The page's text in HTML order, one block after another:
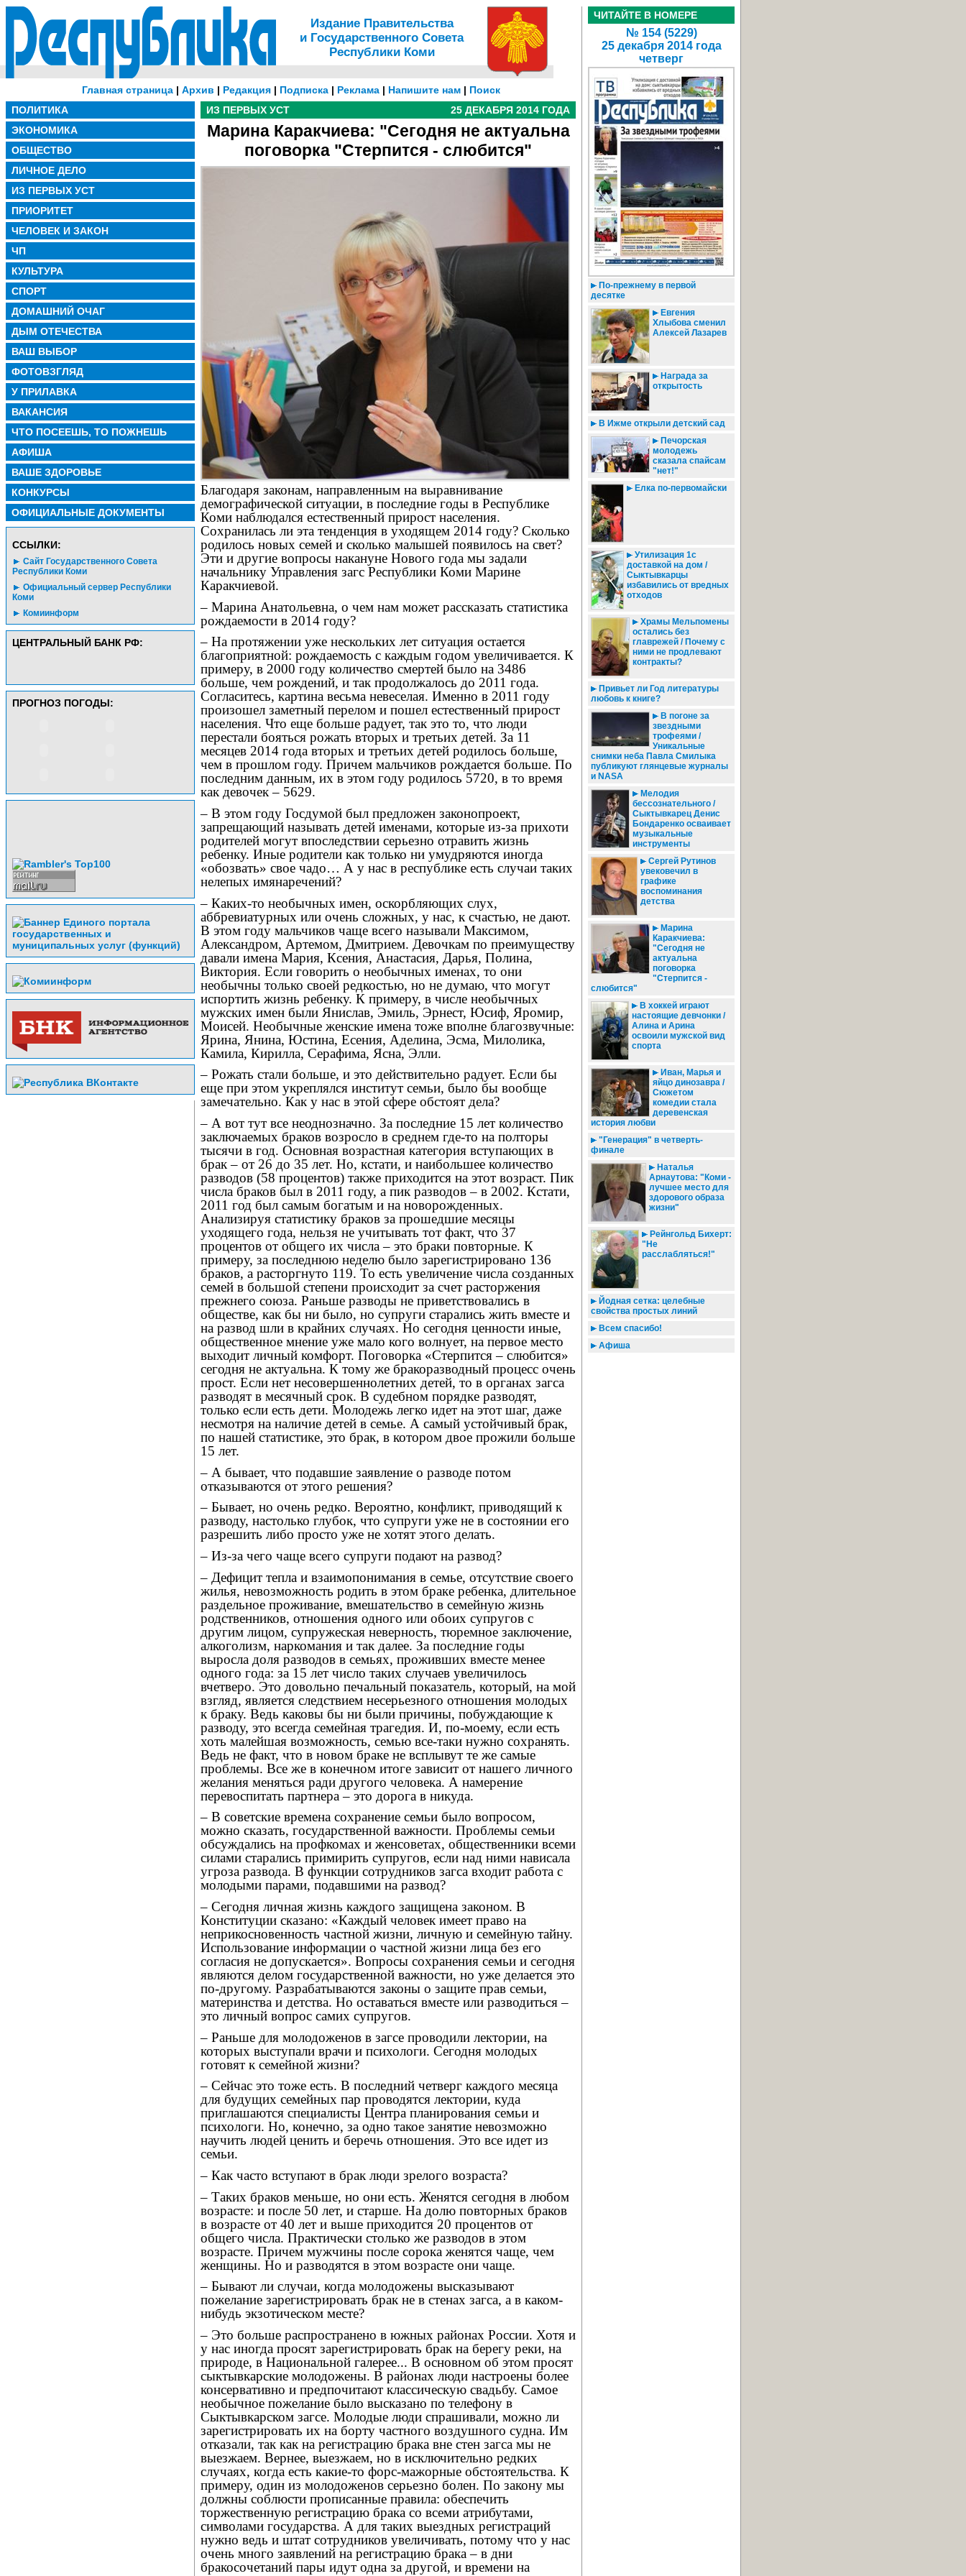
Издание Правительства
и Государственного Совета
Республики Коми
Главная страница| Архив | Редакция| Подписка| Реклама| Напишите нам| Поиск
ПОЛИТИКА
ЭКОНОМИКА
ОБЩЕСТВО
ЛИЧНОЕ ДЕЛО
ИЗ ПЕРВЫХ УСТ
ПРИОРИТЕТ
ЧЕЛОВЕК И ЗАКОН
ЧП
КУЛЬТУРА
СПОРТ
ДОМАШНИЙ ОЧАГ
ДЫМ ОТЕЧЕСТВА
ВАШ ВЫБОР
ФОТОВЗГЛЯД
У ПРИЛАВКА
ВАКАНСИЯ
ЧТО ПОСЕЕШЬ, ТО ПОЖНЕШЬ
АФИША
ВАШЕ ЗДОРОВЬЕ
КОНКУРСЫ
ОФИЦИАЛЬНЫЕ ДОКУМЕНТЫ
CСЫЛКИ:
Сайт Государственного Совета
Республики Коми
Официальный сервер Республики
Коми
Комиинформ
ЦЕНТРАЛЬНЫЙ БАНК РФ:
ПРОГНОЗ ПОГОДЫ:
ИЗ ПЕРВЫХ УСТ 25 ДЕКАБРЯ 2014 ГОДА
Марина Каракчиева: "Сегодня не актуальна
поговорка "Стерпится - слюбится"
Благодаря законам, направленным на выравнивание
демографической ситуации, в последние годы в Республике
Коми наблюдался естественный прирост населения.
Сохранилась ли эта тенденция в уходящем 2014 году? Сколько
родилось новых семей и сколько малышей появилось на свет?
Эти и другие вопросы накануне Нового года мы задали
начальнику Управления загс Республики Коми Марине
Каракчиевой.
– Марина Анатольевна, о чем нам может рассказать статистика
рождаемости в 2014 году?
– На протяжении уже нескольких лет ситуация остается
благоприятной: рождаемость с каждым годом увеличивается. К
примеру, в 2000 году количество смертей было на 3486
больше, чем рождений, и так продолжалось до 2011 года.
Согласитесь, картина весьма невеселая. Именно в 2011 году
произошел заметный перелом и пошел естественный прирост
населения. Что еще больше радует, так это то, что люди
перестали бояться рожать вторых и третьих детей. За 11
месяцев 2014 года вторых и третьих детей родилось больше,
чем в прошлом году. Причем мальчиков рождается больше. По
последним данным, их в этом году родилось 5720, в то время
как девочек – 5629.
– В этом году Госдумой был предложен законопроект,
запрещающий называть детей именами, которые из-за прихоти
родителей могут впоследствии серьезно отравить жизнь
ребенку. Иные родители как только ни умудряются иногда
«обозвать» свое чадо… А у нас в республике есть случаи таких
нелепых имянаречений?
– Каких-то необычных имен, оскорбляющих слух,
аббревиатурных или очень сложных, у нас, к счастью, не дают.
В этом году мальчиков чаще всего называли Максимом,
Александром, Артемом, Дмитрием. Девочкам по преимуществу
давали имена Мария, Ксения, Анастасия, Дарья, Полина,
Виктория. Если говорить о необычных именах, то они
необычны только своей редкостью, но не думаю, что могут
испортить жизнь ребенку. К примеру, в числе необычных
мужских имен были Янислав, Эмиль, Эрнест, Юсиф, Яромир,
Моисей. Необычные женские имена тоже вполне благозвучные:
Ярина, Янина, Юстина, Есения, Аделина, Эсма, Милолика,
Камила, Кирилла, Серафима, Ясна, Элли.
– Рожать стали больше, и это действительно радует. Если бы
еще при этом укреплялся институт семьи, было бы вообще
замечательно. Как у нас в этой сфере обстоят дела?
– А вот тут все неоднозначно. За последние 15 лет количество
заключаемых браков возросло в среднем где-то на полторы
тысячи в год. Основная возрастная категория вступающих в
брак – от 26 до 35 лет. Но, кстати, и наибольшее количество
разводов (58 процентов) также приходится на этот возраст. Пик
числа браков был в 2011 году, а пик разводов – в 2002. Кстати,
2011 год был самым богатым и на новорожденных.
Анализируя статистику браков за прошедшие месяцы
уходящего года, нельзя не учитывать тот факт, что 37
процентов от общего их числа – это браки повторные. К
примеру, за последнюю неделю было зарегистрировано 136
браков, а расторгнуто 119. То есть увеличение числа созданных
семей в большой степени происходит за счет расторжения
прежнего союза. Раньше разводы не приветствовались в
обществе, как бы ни было, но супруги старались жить вместе и
на развод шли в крайних случаях. Но сегодня ценности иные,
общественное мнение уже мало кого волнует, на первое место
выходит личный комфорт. Поговорка «Стерпится – слюбится»
сегодня не актуальна. К тому же бракоразводный процесс очень
прост. Если нет несовершеннолетних детей, то в органах загса
разводят в месячный срок. В судебном порядке разводят,
только если есть дети. Молодежь легко идет на этот шаг, даже
несмотря на наличие детей в семье. А самый устойчивый брак,
по нашей статистике, это брак, в котором двое прожили больше
15 лет.
– А бывает, что подавшие заявление о разводе потом
отказываются от этого решения?
– Бывает, но очень редко. Вероятно, конфликт, приводящий к
разводу, настолько глубок, что супруги уже не в состоянии его
разрешить либо просто уже не хотят этого делать.
– Из-за чего чаще всего супруги подают на развод?
– Дефицит тепла и взаимопонимания в семье, отсутствие своего
жилья, невозможность родить в этом браке ребенка, длительное
раздельное проживание, вмешательство в семейную жизнь
родственников, отношения одного или обоих супругов с
другим лицом, супружеская неверность, тюремное заключение,
алкоголизм, наркомания и так далее. За последние годы
выросла доля разводов в семьях, проживших вместе менее
одного года: за 15 лет число таких случаев увеличилось
вчетверо. Это довольно печальный показатель, который, на мой
взгляд, является следствием несерьезного отношения молодых
к браку. Ведь каковы бы ни были причины, побуждающие к
разводу, это всегда семейная трагедия. И, по-моему, если есть
хоть малейшая возможность, семью все-таки нужно сохранять.
Ведь не факт, что в новом браке не всплывут те же самые
проблемы. Все же в конечном итоге зависит от нашего личного
желания меняться ради другого человека. А намерение
перевоспитать партнера – это дорога в никуда.
– В советские времена сохранение семьи было вопросом,
можно сказать, государственной важности. Проблемы семьи
обсуждались на профкомах и женсоветах, общественники всеми
силами старались примирить супругов, если над ними нависала
угроза развода. В функции сотрудников загса входит работа с
молодыми парами, подавшими на развод?
– Сегодня личная жизнь каждого защищена законом. В
Конституции сказано: «Каждый человек имеет право на
неприкосновенность частной жизни, личную и семейную тайну.
Использование информации о частной жизни лица без его
согласия не допускается». Вопросы сохранения семьи и сегодня
являются делом государственной важности, но уже делается это
по-другому. Разрабатываются законы о защите прав семьи,
материнства и детства. Но оставаться вместе или разводиться –
это личный вопрос самих супругов.
– Раньше для молодоженов в загсе проводили лектории, на
которых выступали врачи и психологи. Сегодня молодых
готовят к семейной жизни?
– Сейчас это тоже есть. В последний четверг каждого месяца
для будущих семейных пар проводятся лектории, куда
приглашаются специалисты Центра планирования семьи и
психологи. Но, конечно, за одно такое занятие невозможно
научить людей ценить и беречь отношения. Это все идет из
семьи.
– Как часто вступают в брак люди зрелого возраста?
– Таких браков меньше, но они есть. Женятся сегодня в любом
возрасте: и после 50 лет, и старше. На долю повторных браков
в возрасте от 40 лет и выше приходится 20 процентов от
общего числа. Практически столько же разводов в этом
возрасте. Причем мужчины после сорока женятся чаще, чем
женщины. Но и разводятся в этом возрасте они чаще.
– Бывают ли случаи, когда молодожены высказывают
пожелание зарегистрировать брак не в стенах загса, а в каком-
нибудь экзотическом месте?
– Это больше распространено в южных районах России. Хотя и
у нас иногда просят зарегистрировать брак на берегу реки, на
природе, в Национальной галерее... В основном об этом просят
сыктывкарские молодожены. В районах люди настроены более
консервативно и предпочитают классическую свадьбу. Самое
необычное пожелание было высказано по телефону в
Сыктывкарском загсе. Молодые люди спрашивали, можно ли
зарегистрировать их на борту частного воздушного судна. Им
отказали, так как на регистрацию брака вне стен загса мы не
выезжаем. Вернее, выезжаем, но в исключительно редких
случаях, когда есть какие-то форс-мажорные обстоятельства. К
примеру, один из молодоженов серьезно болен. По закону мы
должны соблюсти прописанные правила: обеспечить
торжественную регистрацию брака со всеми атрибутами,
символами государства. А для таких выездных регистраций
нужно ведь и штат сотрудников увеличивать, потому что у нас
очень много заявлений на регистрацию брака – в дни
бракосочетаний пары идут одна за другой, и времени на
ЧИТАЙТЕ В НОМЕРЕ
№ 154 (5229)
25 декабря 2014 года
четверг
По-прежнему в первой
десятке
Евгения
Хлыбова сменил
Алексей Лазарев
Награда за
открытость
В Ижме открыли детский сад
Печорская
молодежь
сказала спайсам
"нет!"
Елка по-первомайски
Утилизация 1с
доставкой на дом /
Сыктывкарцы
избавились от вредных
отходов
Храмы Мельпомены
остались без
главрежей / Почему с
ними не продлевают
контракты?
Привьет ли Год литературы
любовь к книге?
В погоне за
звездными
трофеями /
Уникальные
снимки неба Павла Смилыка
публикуют глянцевые журналы
и NASA
Мелодия
бессознательного /
Сыктывкарец Денис
Бондаренко осваивает
музыкальные
инструменты
Сергей Рутинов
увековечил в
графике
воспоминания
детства
Марина
Каракчиева:
"Сегодня не
актуальна
поговорка
"Стерпится -
слюбится"
В хоккей играют
настоящие девчонки /
Алина и Арина
освоили мужской вид
спорта
Иван, Марья и
яйцо динозавра /
Сюжетом
комедии стала
деревенская
история любви
"Генерация" в четверть-
финале
Наталья
Арнаутова: "Коми -
лучшее место для
здорового образа
жизни"
Рейнгольд Бихерт:
"Не
расслабляться!"
Йодная сетка: целебные
свойства простых линий
Всем спасибо!
Афиша